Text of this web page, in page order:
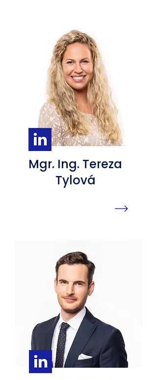
Mgr. Ing. Tereza
Tylová